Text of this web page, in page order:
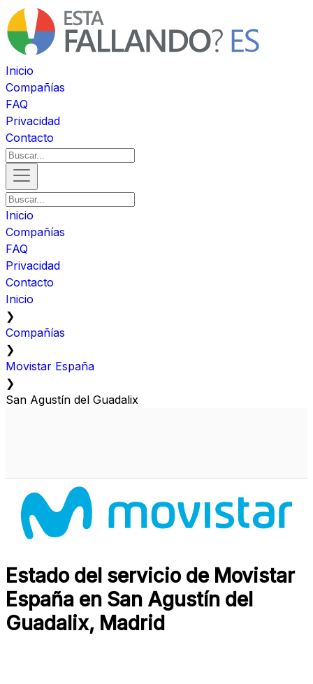
Inicio
Compañías
FAQ
Privacidad
Contacto
Inicio
Compañías
FAQ
Privacidad
Contacto
Inicio
❯
Compañías
❯
Movistar España
❯
San Agustín del Guadalix
Estado del servicio de Movistar
España en San Agustín del
Guadalix, Madrid